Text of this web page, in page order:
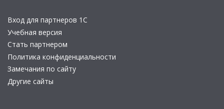
Вход для партнеров 1С
Учебная версия
Стать партнером
Политика конфиденциальности
Замечания по сайту
Другие сайты